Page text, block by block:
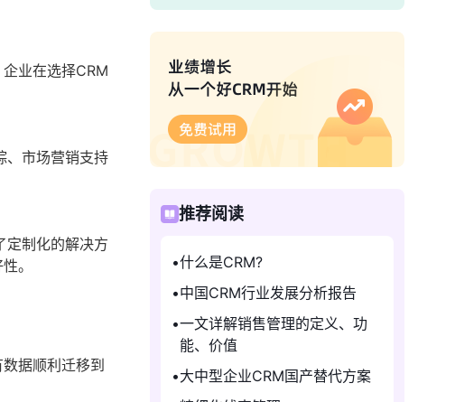
业在选择CRM
、市场营销支持
定制化的解决方
。
据顺利迁移到
推荐阅读
什么是CRM?
中国CRM行业发展分析报告
一文详解销售管理的定义、功
能、价值
大中型企业CRM国产替代方案